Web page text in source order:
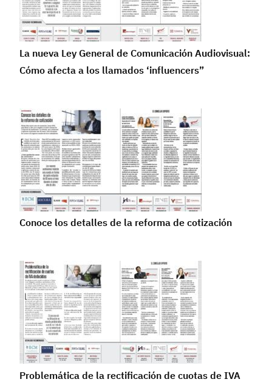
La nueva Ley General de Comunicación Audiovisual:
Cómo afecta a los llamados ‘influencers”
Conoce los detalles de la reforma de cotización
Problemática de la rectificación de cuotas de IVA